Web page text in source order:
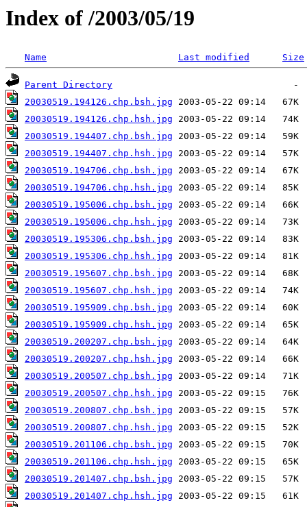
Index of /2003/05/19
Name Last modified Size
Parent Directory
20030519.194126.chp.bsh.jpg
20030519.194126.chp.hsh.jpg
20030519.194407.chp.bsh.jpg
20030519.194407.chp.hsh.jpg
20030519.194706.chp.bsh.jpg
20030519.194706.chp.hsh.jpg
20030519.195006.chp.bsh.jpg
20030519.195006.chp.hsh.jpg
20030519.195306.chp.bsh.jpg
20030519.195306.chp.hsh.jpg
20030519.195607.chp.bsh.jpg
20030519.195607.chp.hsh.jpg
20030519.195909.chp.bsh.jpg
20030519.195909.chp.hsh.jpg
20030519.200207.chp.bsh.jpg
20030519.200207.chp.hsh.jpg
20030519.200507.chp.bsh.jpg
20030519.200507.chp.hsh.jpg
20030519.200807.chp.bsh.jpg
20030519.200807.chp.hsh.jpg
20030519.201106.chp.bsh.jpg
20030519.201106.chp.hsh.jpg
20030519.201407.chp.bsh.jpg
20030519.201407.chp.hsh.jpg